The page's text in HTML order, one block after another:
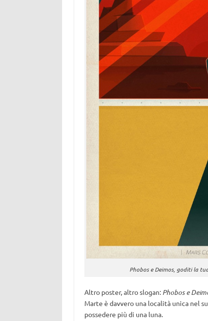
Phobos e Deimos, goditi la
Altro poster, altro slogan: Phobos e
Marte è davvero una località unica nel
possedere più di una luna.